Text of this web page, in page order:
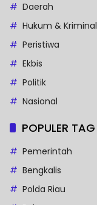
Daerah
Hukum & Kriminal
Peristiwa
Ekbis
Politik
Nasional
POPULER TAG
Pemerintah
Bengkalis
Polda Riau